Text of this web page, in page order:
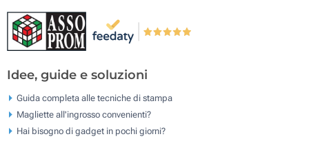
Idee, guide e soluzioni
Guida completa alle tecniche di stampa
Magliette all'ingrosso convenienti?
Hai bisogno di gadget in pochi giorni?